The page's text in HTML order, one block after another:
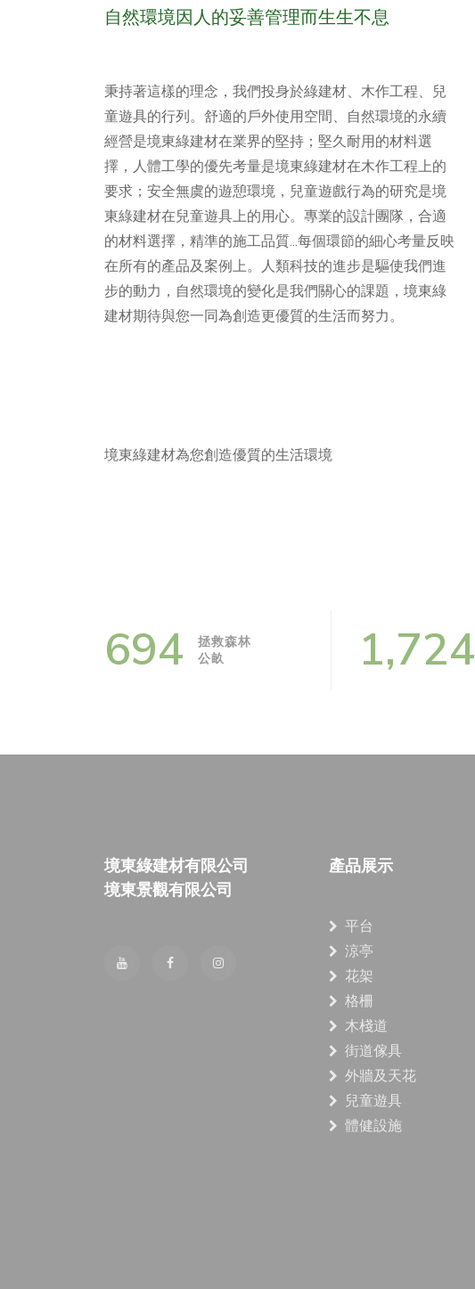
自然環境因人的妥善管理而生生不息
秉持著這樣的理念，我們投身於綠建材、木作工程、兒
童遊具的行列。舒適的戶外使用空間、自然環境的永續
經營是境東綠建材在業界的堅持；堅久耐用的材料選
擇，人體工學的優先考量是境東綠建材在木作工程上的
要求；安全無虞的遊憩環境，兒童遊戲行為的研究是境
東綠建材在兒童遊具上的用心。專業的設計團隊，合適
的材料選擇，精準的施工品質...每個環節的細心考量反映
在所有的產品及案例上。人類科技的進步是驅使我們進
步的動力，自然環境的變化是我們關心的課題，境東綠
建材期待與您一同為創造更優質的生活而努力。
境東綠建材為您創造優質的生活環境
813
拯救森林
公畝
2,019
境東綠建材有限公司
境東景觀有限公司
產品展示
平台
涼亭
花架
格柵
木棧道
街道傢具
外牆及天花
兒童遊具
體健設施